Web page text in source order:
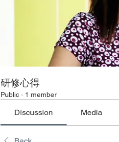
研修心得
Public · 1 member
Discussion Media